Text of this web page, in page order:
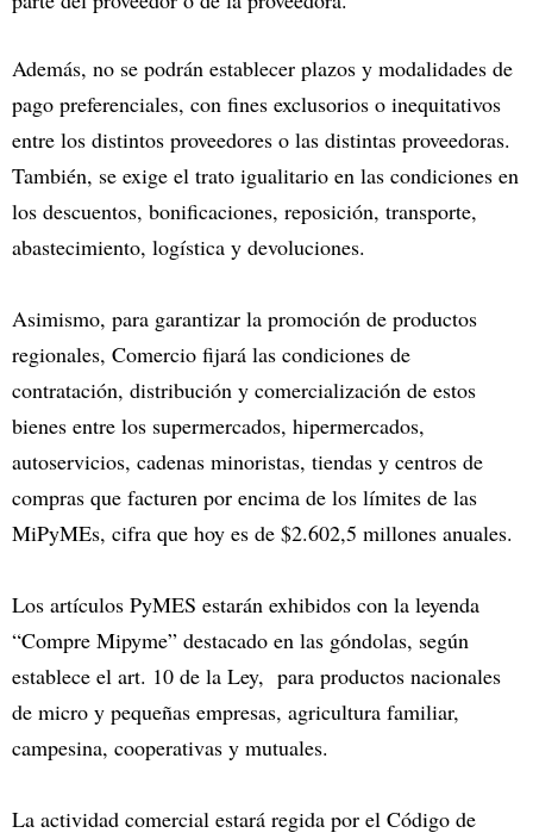
Además, no se podrán establecer plazos y modalidades de
pago preferenciales, con fines exclusorios o inequitativos
entre los distintos proveedores o las distintas proveedoras.
También, se exige el trato igualitario en las condiciones en
los descuentos, bonificaciones, reposición, transporte,
abastecimiento, logística y devoluciones.
Asimismo, para garantizar la promoción de productos
regionales, Comercio fijará las condiciones de
contratación, distribución y comercialización de estos
bienes entre los supermercados, hipermercados,
autoservicios, cadenas minoristas, tiendas y centros de
compras que facturen por encima de los límites de las
MiPyMEs, cifra que hoy es de $2.602,5 millones anuales.
Los artículos PyMES estarán exhibidos con la leyenda
“Compre Mipyme” destacado en las góndolas, según
establece el art. 10 de la Ley, para productos nacionales
de micro y pequeñas empresas, agricultura familiar,
campesina, cooperativas y mutuales.
La actividad comercial estará regida por el Código de